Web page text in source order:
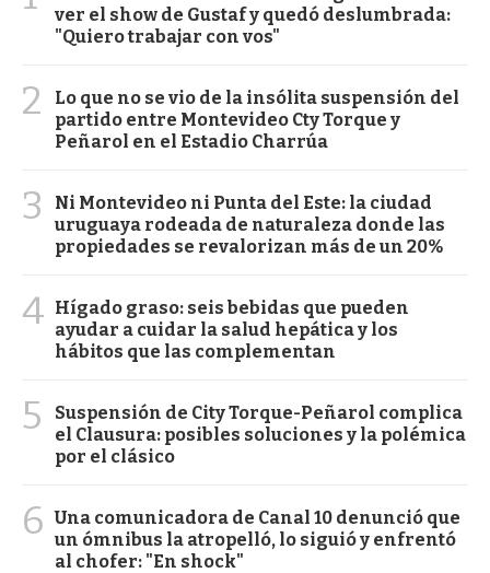
ver el show de Gustaf y quedó deslumbrada:
"Quiero trabajar con vos"
2
Lo que no se vio de la insólita suspensión del
partido entre Montevideo Cty Torque y
Peñarol en el Estadio Charrúa
3
Ni Montevideo ni Punta del Este: la ciudad
uruguaya rodeada de naturaleza donde las
propiedades se revalorizan más de un 20%
4 Hígado graso: seis bebidas que pueden
ayudar a cuidar la salud hepática y los
hábitos que las complementan
5
Suspensión de City Torque-Peñarol complica
el Clausura: posibles soluciones y la polémica
por el clásico
6 Una comunicadora de Canal 10 denunció que
un ómnibus la atropelló, lo siguió y enfrentó
al chofer: "En shock"